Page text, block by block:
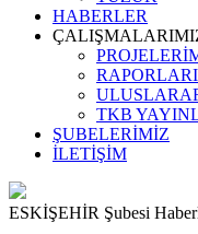
HABERLER
TKB
ŞUBELERİMİZ
İLETİŞİM
ESKİŞEHİR Şubesi